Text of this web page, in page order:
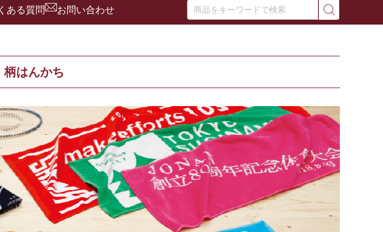
ある質問 お問い合わせ
柄はんかち